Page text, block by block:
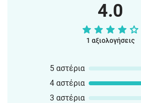
4.0
1 αξιολογήσεις
5 αστέρια
4 αστέρια
3 αστέρια